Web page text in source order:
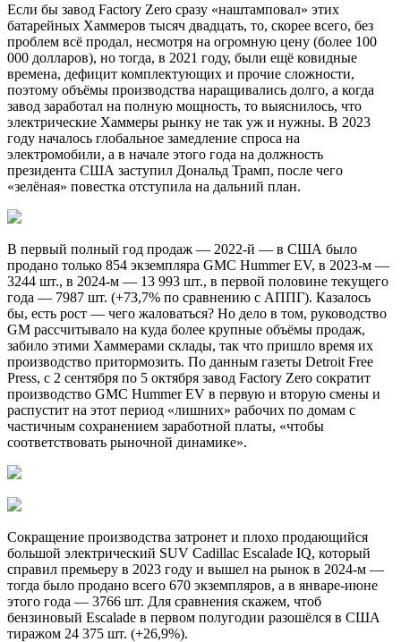
Если бы завод Factory Zero сразу «наштамповал» этих
батарейных Хаммеров тысяч двадцать, то, скорее всего, без
проблем всё продал, несмотря на огромную цену (более 100
000 долларов), но тогда, в 2021 году, были ещё ковидные
времена, дефицит комплектующих и прочие сложности,
поэтому объёмы производства наращивались долго, а когда
завод заработал на полную мощность, то выяснилось, что
электрические Хаммеры рынку не так уж и нужны. В 2023
году началось глобальное замедление спроса на
электромобили, а в начале этого года на должность
президента США заступил Дональд Трамп, после чего
«зелёная» повестка отступила на дальний план.
В первый полный год продаж — 2022-й — в США было
продано только 854 экземпляра GMC Hummer EV, в 2023-м —
3244 шт., в 2024-м — 13 993 шт., в первой половине текущего
года — 7987 шт. (+73,7% по сравнению с АППГ). Казалось
бы, есть рост — чего жаловаться? Но дело в том, руководство
GM рассчитывало на куда более крупные объёмы продаж,
забило этими Хаммерами склады, так что пришло время их
производство притормозить. По данным газеты Detroit Free
Press, с 2 сентября по 5 октября завод Factory Zero сократит
производство GMC Hummer EV в первую и вторую смены и
распустит на этот период «лишних» рабочих по домам с
частичным сохранением заработной платы, «чтобы
соответствовать рыночной динамике».
Сокращение производства затронет и плохо продающийся
большой электрический SUV Cadillac Escalade IQ, который
справил премьеру в 2023 году и вышел на рынок в 2024-м —
тогда было продано всего 670 экземпляров, а в январе-июне
этого года — 3766 шт. Для сравнения скажем, чтоб
бензиновый Escalade в первом полугодии разошёлся в США
тиражом 24 375 шт. (+26,9%).